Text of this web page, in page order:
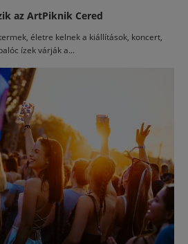
az ArtPiknik Cered
életre kelnek a kiállítások, koncert,
ízek várják a...